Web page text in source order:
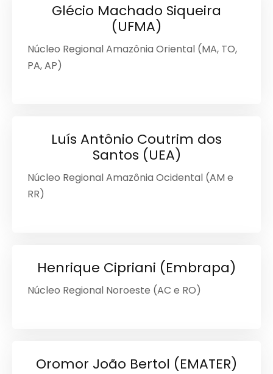
Glécio Machado Siqueira
(UFMA)
Núcleo Regional Amazônia Oriental (MA, TO,
PA, AP)
Luís Antônio Coutrim dos
Santos (UEA)
Núcleo Regional Amazônia Ocidental (AM e
RR)
Henrique Cipriani (Embrapa)
Núcleo Regional Noroeste (AC e RO)
Oromor João Bertol (EMATER)